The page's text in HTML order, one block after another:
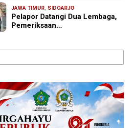
JAWA TIMUR, SIDOARJO
Pelapor Datangi Dua Lembaga,
Pemeriksaan…